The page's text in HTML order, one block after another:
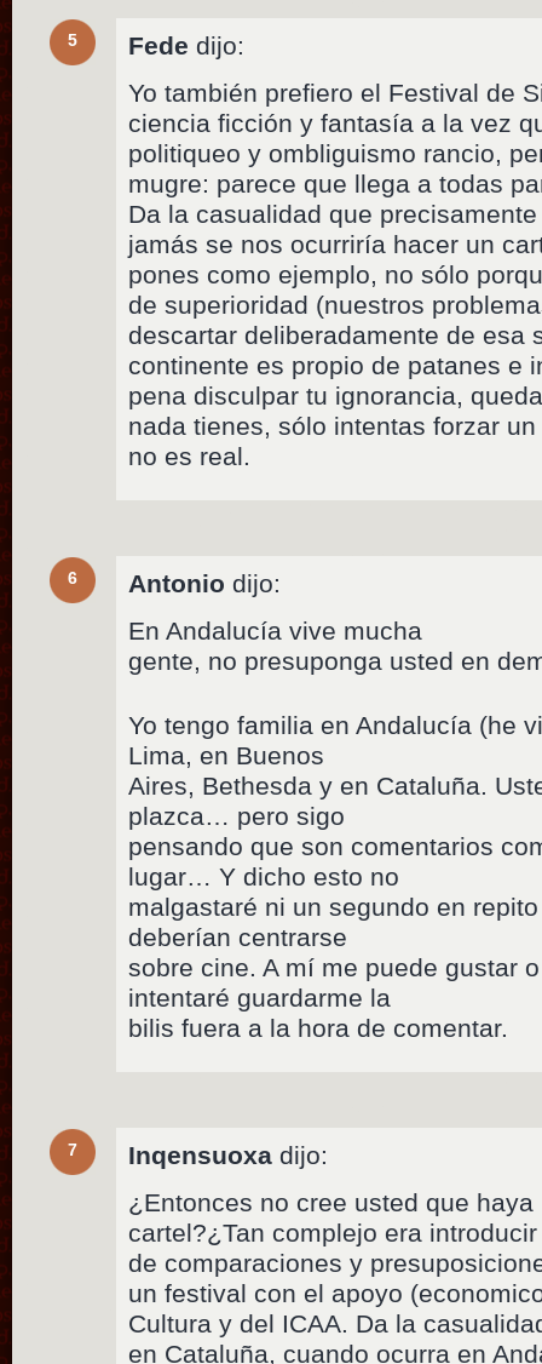
5 Fede dijo:
Yo también prefiero el Festival de
ciencia ficción y fantasía a la vez
politiqueo y ombliguismo rancio,
mugre: parece que llega a todas
Da la casualidad que
jamás se nos ocurriría hacer un
pones como ejemplo, no sólo
de superioridad (nuestros
descartar deliberadamente de esa
continente es propio de patanes e
pena disculpar tu ignorancia,
nada tienes, sólo intentas forzar
no es real.
6 Antonio dijo:
En Andalucía vive mucha
gente, no presuponga usted en
Yo tengo familia en Andalucía (he
Lima, en Buenos
Aires, Bethesda y en Cataluña.
plazca… pero sigo
pensando que son comentarios
lugar… Y dicho esto no
malgastaré ni un segundo en
deberían centrarse
sobre cine. A mí me puede gustar
intentaré guardarme la
bilis fuera a la hora de comentar.
7 Inqensuoxa dijo:
¿Entonces no cree usted que
cartel?¿Tan complejo era
de comparaciones y
un festival con el apoyo
Cultura y del ICAA. Da la
en Cataluña, cuando ocurra en